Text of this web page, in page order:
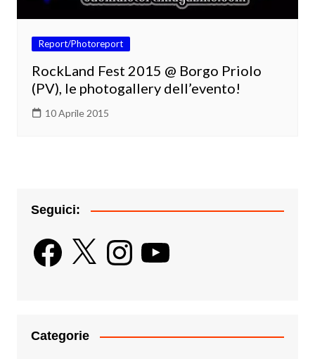
Report/Photoreport
RockLand Fest 2015 @ Borgo Priolo
(PV), le photogallery dell’evento!
10 Aprile 2015
Seguici:
Facebook
X InstagramYouTube
Categorie